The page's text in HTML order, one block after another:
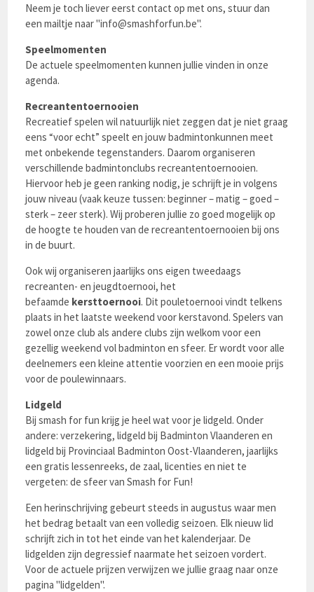
Neem je toch liever eerst contact op met ons, stuur dan
een mailtje naar "info@smashforfun.be".
Speelmomenten
De actuele speelmomenten kunnen jullie vinden in onze
agenda.
Recreantentoernooien
Recreatief spelen wil natuurlijk niet zeggen dat je niet graag
eens “voor echt” speelt en jouw badmintonkunnen meet
met onbekende tegenstanders. Daarom organiseren
verschillende badmintonclubs recreantentoernooien.
Hiervoor heb je geen ranking nodig, je schrijft je in volgens
jouw niveau (vaak keuze tussen: beginner – matig – goed –
sterk – zeer sterk). Wij proberen jullie zo goed mogelijk op
de hoogte te houden van de recreantentoernooien bij ons
in de buurt.
Ook wij organiseren jaarlijks ons eigen tweedaags
recreanten- en jeugdtoernooi, het
befaamde kersttoernooi. Dit pouletoernooi vindt telkens
plaats in het laatste weekend voor kerstavond. Spelers van
zowel onze club als andere clubs zijn welkom voor een
gezellig weekend vol badminton en sfeer. Er wordt voor alle
deelnemers een kleine attentie voorzien en een mooie prijs
voor de poulewinnaars.
Lidgeld
Bij smash for fun krijg je heel wat voor je lidgeld. Onder
andere: verzekering, lidgeld bij Badminton Vlaanderen en
lidgeld bij Provinciaal Badminton Oost-Vlaanderen, jaarlijks
een gratis lessenreeks, de zaal, licenties en niet te
vergeten: de sfeer van Smash for Fun!
Een herinschrijving gebeurt steeds in augustus waar men
het bedrag betaalt van een volledig seizoen. Elk nieuw lid
schrijft zich in tot het einde van het kalenderjaar. De
lidgelden zijn degressief naarmate het seizoen vordert.
Voor de actuele prijzen verwijzen we jullie graag naar onze
pagina "lidgelden".